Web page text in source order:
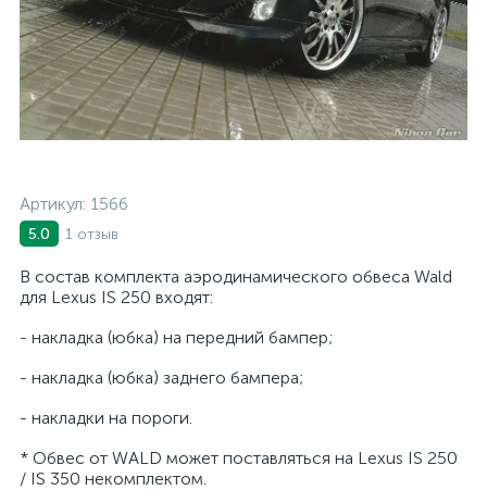
Артикул: 1566
5.0 1 отзыв
В состав комплекта аэродинамического обвеса Wald
для Lexus IS 250 входят:
- накладка (юбка) на передний бампер;
- накладка (юбка) заднего бампера;
- накладки на пороги.
* Обвес от WALD может поставляться на Lexus IS 250
/ IS 350 некомплектом.